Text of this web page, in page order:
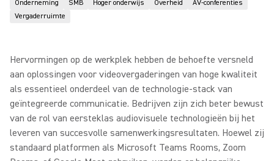
Onderneming SMB Hoger onderwijs Overheid
AV-conferenties
Vergaderruimte
Hervormingen op de werkplek hebben de behoefte versneld
aan oplossingen voor videovergaderingen van hoge kwaliteit
als essentieel onderdeel van de technologie-stack van
geïntegreerde communicatie. Bedrijven zijn zich beter bewust
van de rol van eersteklas audiovisuele technologieën bij het
leveren van succesvolle samenwerkingsresultaten. Hoewel zij
standaard platformen als Microsoft Teams Rooms, Zoom